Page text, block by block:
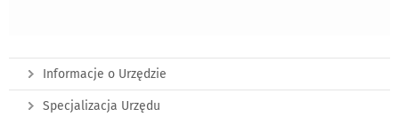
Informacje o Urzędzie
Specjalizacja Urzędu